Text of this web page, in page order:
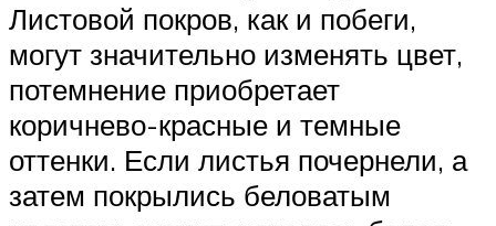
Листовой покров, как и побеги,
могут значительно изменять цвет,
потемнение приобретает
коричнево-красные и темные
оттенки. Если листья почернели, а
затем покрылись беловатым